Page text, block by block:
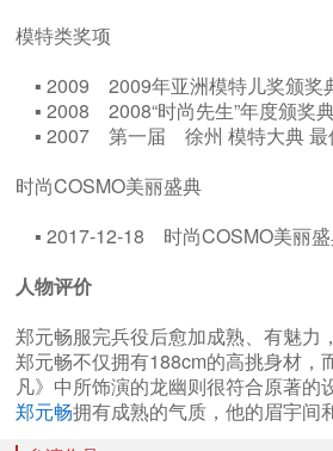
模特类奖项
▪ 2009 2009年亚洲模特儿奖颁
▪ 2008 2008“时尚先生”年度颁
▪ 2007 第一届 徐州 模特大典
时尚COSMO美丽盛典
▪ 2017-12-18 时尚COSMO美丽
人物评价
郑元畅服完兵役后愈加成熟、有魅力
郑元畅不仅拥有188cm的高挑身材，
凡》中所饰演的龙幽则很符合原著的
郑元畅拥有成熟的气质，他的眉宇间